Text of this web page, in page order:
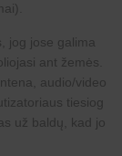
jog jose galima
ant žemės.
audio/video
tiesiog
už baldų, kad jo